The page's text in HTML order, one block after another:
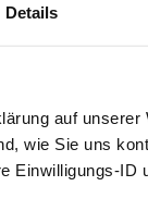
Details
auf
wie Sie uns
Einwilligungs-